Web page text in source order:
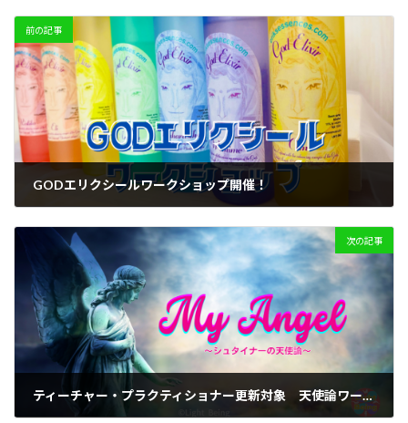
前の記事
GODエリクシールワークショップ開催！
次の記事
ティーチャー・プラクティショナー更新対象 天使論ワークショップ開催！